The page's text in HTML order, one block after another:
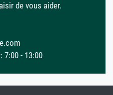
de vous aider.
7:00 - 13:00